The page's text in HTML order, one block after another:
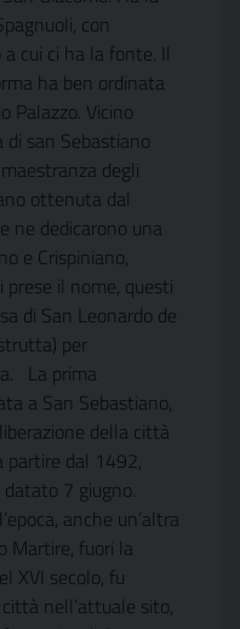
con
cui ci ha la fonte. Il
ha ben ordinata
Vicino
di san Sebastiano
degli
ottenuta dal
ne dedicarono una
e Crispiniano,
il nome, questi
di San Leonardo de
per
La prima
a San Sebastiano,
della città
partire dal 1492,
7 giugno.
anche un’altra
Martire, fuori la
XVI secolo, fu
nell’attuale sito,